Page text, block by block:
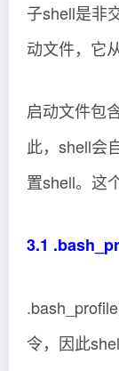
子shell是非
动文件，它
启动文件包
此，shell会
置shell。这
3.1
令，因此